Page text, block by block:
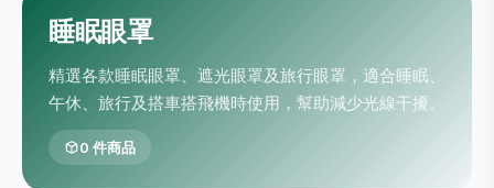
睡眠眼罩
精選各款睡眠眼罩、遮光眼罩及旅行眼罩，適合睡眠、
午休、旅行及搭車搭飛機時使用，幫助減少光線干擾。
0 件商品